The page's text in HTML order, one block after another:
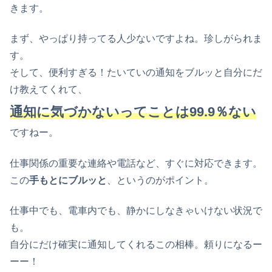
きます。
まず、やっぱり持ってる人少ないですよね。珍しがられま
す。
そして、便利すぎる！たいていの通知をブルッと自分にだ
け教えてくれて、
通知に気づかないってことは99.9％ない
ですねー。
仕事関係の重要な連絡や電話など、すぐに対応できます。
この手もとにブルッと 、というのがポイント。
仕事中でも、電車内でも、静かにしなきゃいけない状況で
も。
自分にだけ確実に通知してくれるこの相棒。頼りになるー
ーー！